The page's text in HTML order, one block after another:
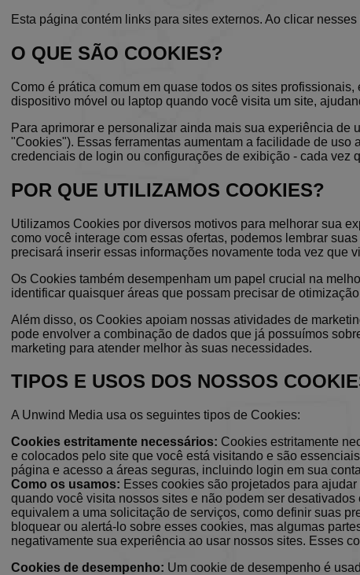
Esta página contém links para sites externos. Ao clicar
O QUE SÃO COOKIES?
Como é prática comum em quase todos os sites
dispositivo móvel ou laptop quando você visita um site,
Para aprimorar e personalizar ainda mais sua experiência
"Cookies"). Essas ferramentas aumentam a facilidade de
credenciais de login ou configurações de exibição - cada vez
POR QUE UTILIZAMOS COOKIES?
Utilizamos Cookies por diversos motivos para melhorar sua
como você interage com essas ofertas, podemos lembrar
precisará inserir essas informações novamente toda vez que
Os Cookies também desempenham um papel crucial na
identificar quaisquer áreas que possam precisar de
Além disso, os Cookies apoiam nossas atividades de
pode envolver a combinação de dados que já possuímos
marketing para atender melhor às suas necessidades.
TIPOS E USOS DOS NOSSOS
A Unwind Media usa os seguintes tipos de Cookies:
Cookies estritamente necessários: Cookies estritamente
e colocados pelo site que você está visitando e são
página e acesso a áreas seguras, incluindo login em sua
Como os usamos: Esses cookies são projetados para
quando você visita nossos sites e não podem ser
equivalem a uma solicitação de serviços, como definir suas
bloquear ou alertá-lo sobre esses cookies, mas algumas
negativamente sua experiência ao usar nossos sites. Esses
Cookies de desempenho: Um cookie de desempenho é